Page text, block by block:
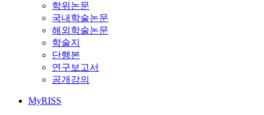
학위논문
국내학술논문
해외학술논문
학술지
단행본
연구보고서
공개강의
MyRISS